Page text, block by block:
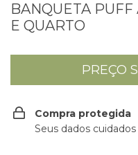
BANQUETA
E QUARTO
Compra protegida
Seus dados